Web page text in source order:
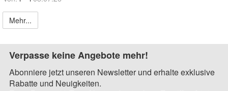
Mehr...
Verpasse keine Angebote mehr!
Abonniere jetzt unseren Newsletter und erhalte exklusive
Rabatte und Neuigkeiten.